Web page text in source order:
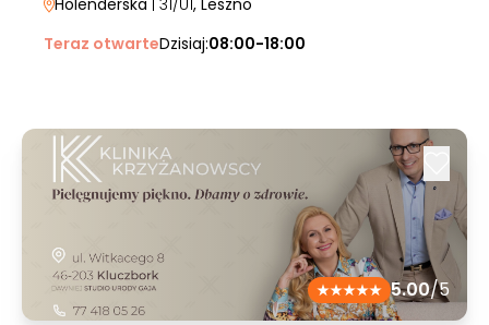
Holenderska | 31/U1, Leszno
Teraz otwarteDzisiaj:08:00-18:00
5.00/5